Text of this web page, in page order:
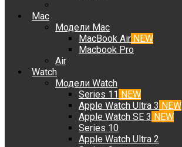
Mac
Модели Mac
MacBook Air NEW
Macbook Pro
Air
Watch
Модели Watch
Series 11 NEW
Apple Watch Ultra 3 NEW
Apple Watch SE 3 NEW
Series 10
Apple Watch Ultra 2